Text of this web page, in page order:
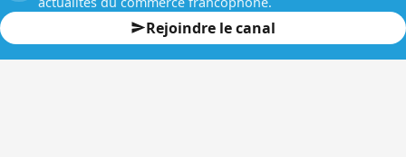
Rejoindre le canal